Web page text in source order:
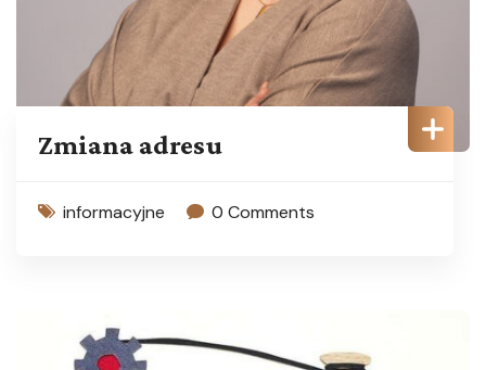
Zmiana adresu
informacyjne 0 Comments